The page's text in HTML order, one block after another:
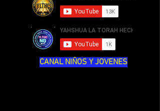
CANAL NIÑOS Y JOVENES